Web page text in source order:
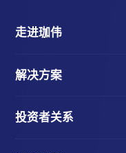
走进珈伟
解决方案
投资者关系